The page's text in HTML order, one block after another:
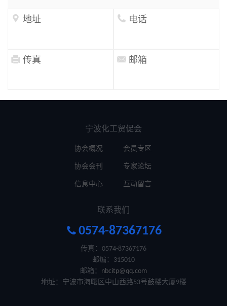
 地址  电话
 传真  邮箱
宁波化工贸促会
协会概况
协会会刊
信息中心
会员专区
专家论坛
互动留言
联系我们
 0574-87367176
传真：0574-87367176
邮编：315010
邮箱： nbcitp@qq.com
地址：宁波市海曙区中山西路53号鼓楼大厦9楼